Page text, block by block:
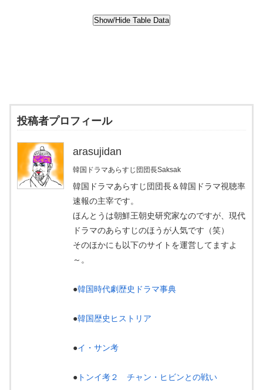
投稿者プロフィール
arasujidan
韓国ドラマあらすじ団団長Saksak
韓国ドラマあらすじ団団長＆韓国ドラマ視聴率
速報の主宰です。
ほんとうは朝鮮王朝史研究家なのですが、現代
ドラマのあらすじのほうが人気です（笑）
そのほかにも以下のサイトを運営してますよ
～。
●韓国時代劇歴史ドラマ事典
●韓国歴史ヒストリア
●イ・サン考
● トンイ考２ チャン・ヒビンとの戦い